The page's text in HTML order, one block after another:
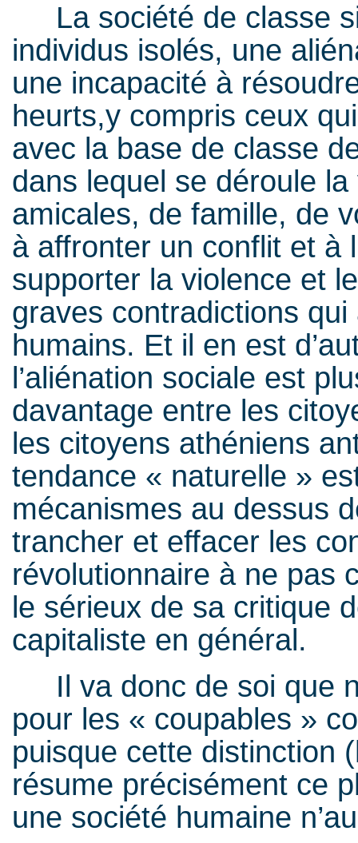
La société de classe
individus isolés, une
une incapacité à
heurts,y compris ceux
avec la base de classe
dans lequel se déroule
amicales, de famille, de
à affronter un conflit et à
supporter la violence et
graves contradictions
humains. Et il en est
l’aliénation sociale est
davantage entre les
les citoyens athéniens
tendance « naturelle »
mécanismes au dessus
trancher et effacer les
révolutionnaire à ne pas
le sérieux de sa critique
capitaliste en général.
Il va donc de soi que
pour les « coupables »
puisque cette distinction
résume précisément ce
une société humaine